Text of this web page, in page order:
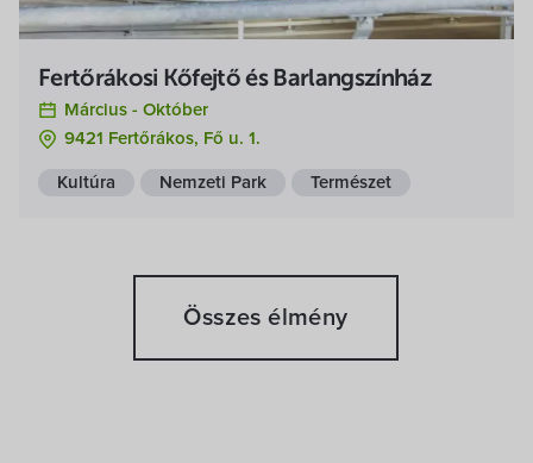
Fertőrákosi Kőfejtő és Barlangszínház
Március - Október
9421 Fertőrákos, Fő u. 1.
Kultúra Nemzeti Park Természet
Összes élmény